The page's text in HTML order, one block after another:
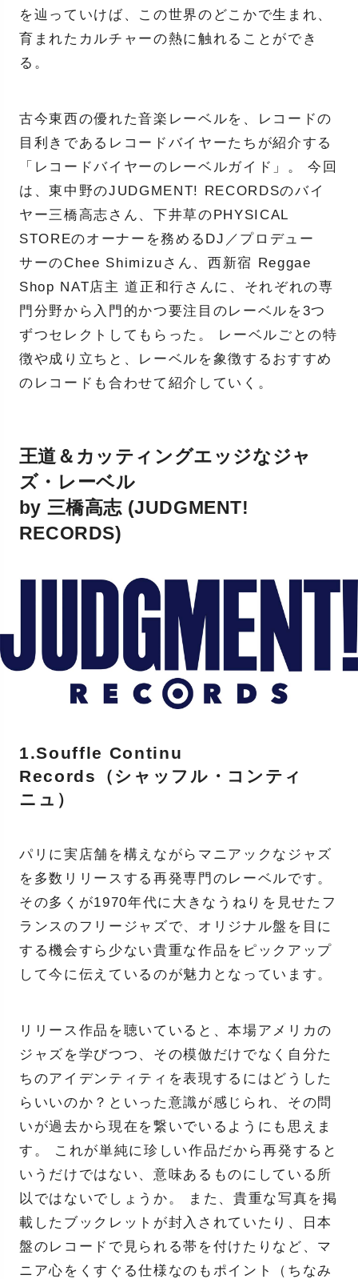
を辿っていけば、この世界のどこかで生まれ、
育まれたカルチャーの熱に触れることができ
る。
古今東西の優れた音楽レーベルを、レコードの
目利きであるレコードバイヤーたちが紹介する
「レコードバイヤーのレーベルガイド」。 今回
は、東中野のJUDGMENT! RECORDSのバイ
ヤー三橋高志さん、下井草のPHYSICAL
STOREのオーナーを務めるDJ／プロデュー
サーのChee Shimizuさん、西新宿 Reggae
Shop NAT店主 道正和行さんに、それぞれの専
門分野から入門的かつ要注目のレーベルを3つ
ずつセレクトしてもらった。 レーベルごとの特
徴や成り立ちと、レーベルを象徴するおすすめ
のレコードも合わせて紹介していく。
王道＆カッティングエッジなジャ
ズ・レーベル
by 三橋高志 (JUDGMENT!
RECORDS)
1.Souffle Continu
Records（シャッフル・コンティ
ニュ）
パリに実店舗を構えながらマニアックなジャズ
を多数リリースする再発専門のレーベルです。
その多くが1970年代に大きなうねりを見せたフ
ランスのフリージャズで、オリジナル盤を目に
する機会すら少ない貴重な作品をピックアップ
して今に伝えているのが魅力となっています。
リリース作品を聴いていると、本場アメリカの
ジャズを学びつつ、その模倣だけでなく自分た
ちのアイデンティティを表現するにはどうした
らいいのか？といった意識が感じられ、その問
いが過去から現在を繋いでいるようにも思えま
す。 これが単純に珍しい作品だから再発すると
いうだけではない、意味あるものにしている所
以ではないでしょうか。 また、貴重な写真を掲
載したブックレットが封入されていたり、日本
盤のレコードで見られる帯を付けたりなど、マ
ニア心をくすぐる仕様なのもポイント（ちなみ